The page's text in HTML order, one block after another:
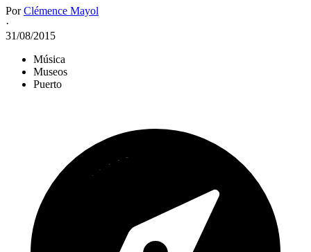
PorClémence Mayol
·
31/08/2015
Música
Museos
Puerto